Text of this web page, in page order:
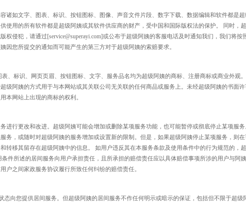
诸如文字、图表、标识、按钮图标、图像、声音文件片段、数字下载、数据编辑和软件都是
使用的所有软件都是超级阿姨或其软件供应商的财产，受中国和国际版权法的保护。 同时，
权侵犯，请通过[service@superayi.com]或公布于超级阿姨的客服电话及时通知我们，我们将
因您所提交的通知而可能产生的第三方对于超级阿姨的索赔要求。
、标识、网页页眉、按钮图标、文字、服务品名均为超级阿姨的商标、注册商标或商业外观
级阿姨的方式用于与本网站或其关联公司无关联的任何商品或服务上。未经超级阿姨的书面
本网站上出现的商标的权利。
进行更改和改进。超级阿姨可能会增加或删除某项服务功能，也可能暂停或彻底停止某项服
务，或随时对超级阿姨的服务增加或设置新的限制。但是，如果超级阿姨停止某项服务，则
转移其留存在超级阿姨中的信息。 如用户违反其在本服务条款及使用条件中的行为规范的，
件所述的居间服务向用户承担责任，且所承担的赔偿责任应以具体赔偿事项所涉的用户与阿
户之间家政服务协议履行所致任何纠纷的赔偿责任。
态向您提供居间服务。但超级阿姨的居间服务不作任何明示或暗示的保证，包括但不限于超